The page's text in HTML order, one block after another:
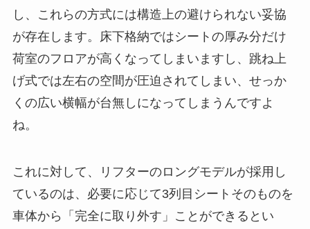
し、これらの方式には構造上の避けられない妥協
が存在します。床下格納ではシートの厚み分だけ
荷室のフロアが高くなってしまいますし、跳ね上
げ式では左右の空間が圧迫されてしまい、せっか
くの広い横幅が台無しになってしまうんですよ
ね。
これに対して、リフターのロングモデルが採用し
ているのは、必要に応じて3列目シートそのものを
車体から「完全に取り外す」ことができるとい